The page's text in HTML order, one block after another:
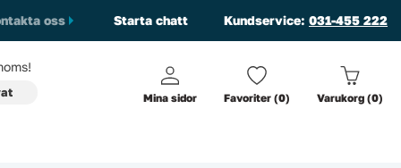
oss Starta chatt Kundservice: 031-455 222
Mina sidor Favoriter (0) Varukorg (0)